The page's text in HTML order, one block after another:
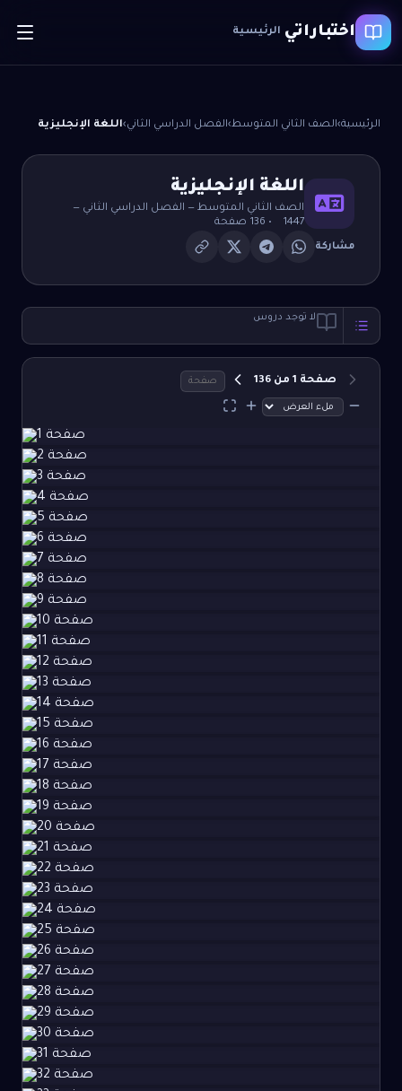
اختباراتي الرئيسية
الرئيسية›الصف الثاني المتوسط›الفصل الدراسي الثاني›اللغة الإنجليزية
اللغة الإنجليزية
الصف الثاني المتوسط — الفصل الدراسي الثاني —
1447
•
136 صفحة
مشاركة
لا توجد دروس
صفحة 1 من 136